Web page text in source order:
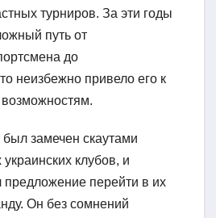
турниров. За эти годы
путь от
до
неизбежно привело его к
был замечен скаутами
клубов, и
предложение перейти в их
Он без сомнений